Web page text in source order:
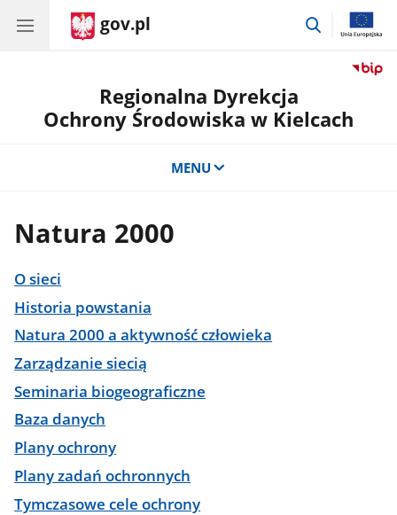
gov.pl
przejdź
Regionalna Dyrekcja
Ochrony Środowiska w Kielcach
MENU
Natura 2000
O sieci
Historia powstania
Natura 2000 a aktywność człowieka
Zarządzanie siecią
Seminaria biogeograficzne
Baza danych
Plany ochrony
Plany zadań ochronnych
Tymczasowe cele ochrony